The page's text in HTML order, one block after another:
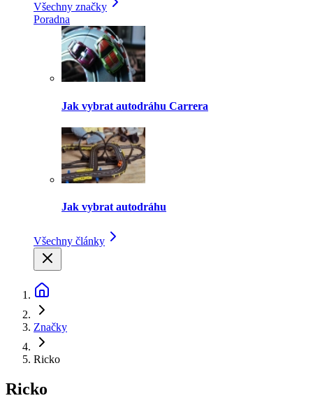
Všechny značky
Poradna
Jak vybrat autodráhu Carrera
Jak vybrat autodráhu
Všechny články
Značky
Ricko
Ricko